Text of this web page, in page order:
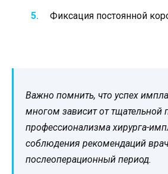
Фиксация постоянной
Важно помнить, что успех
многом зависит от тщательной
профессионализма хирурга-
соблюдения рекомендаций
послеоперационный период.